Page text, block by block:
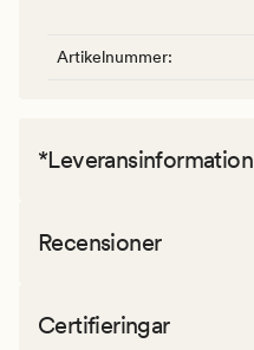
Artikelnummer:
*Leveransinformation
Recensioner
Certifieringar